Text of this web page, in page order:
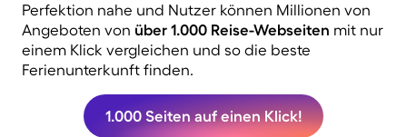
Perfektion nahe und Nutzer können Millionen von
Angeboten von über 1.000 Reise-Webseiten mit nur
einem Klick vergleichen und so die beste
Ferienunterkunft finden.
1.000 Seiten auf einen Klick!